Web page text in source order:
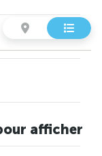
afficher